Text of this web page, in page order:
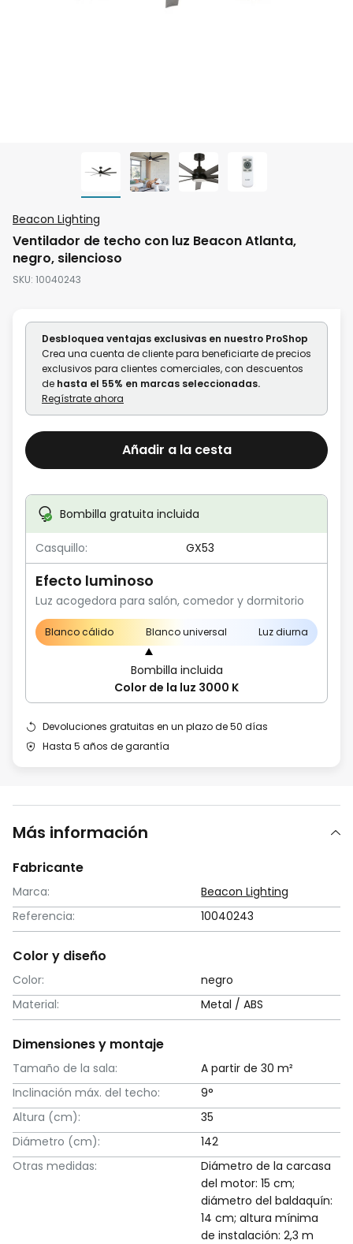
comienzo
imágenes
Beacon Lighting
Ventilador de techo con luz Beacon Atlanta,
negro, silencioso
SKU 10040243
Desbloquea ventajas exclusivas en nuestro ProShop
Crea una cuenta de cliente para beneficiarte de precios
exclusivos para clientes comerciales, con descuentos
de hasta el 55% en marcas seleccionadas.
Regístrate ahora
Añadir a la cesta
Bombilla gratuita incluida
Casquillo: GX53
Efecto luminoso
Luz acogedora para salón, comedor y dormitorio
Blanco cálido Blanco universal Luz diurna
Bombilla incluida
Color de la luz 3000 K
Devoluciones gratuitas en un plazo de 50 días
Hasta 5 años de garantía
Más información
Fabricante
Marca:
Beacon Lighting
Referencia:
10040243
Color y diseño
Color:
negro
Material:
Metal / ABS
Dimensiones y montaje
Tamaño de la sala:
A partir de 30 m²
Inclinación máx. del techo:
9°
Altura (cm):
35
Diámetro (cm):
142
Otras medidas:
Diámetro de la carcasa
del motor: 15 cm;
diámetro del baldaquín:
14 cm; altura mínima
de instalación: 2,3 m